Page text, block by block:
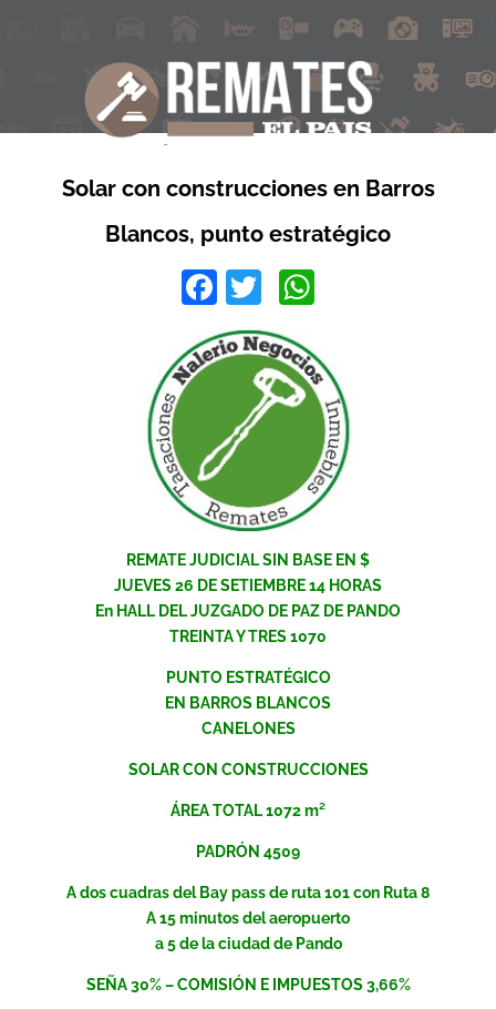
Solar con construcciones en Barros
Blancos, punto estratégico
Facebook
Twitter
REMATE JUDICIAL SIN BASE EN $
JUEVES 26 DE SETIEMBRE 14 HORAS
En HALL DEL JUZGADO DE PAZ DE PANDO
TREINTA Y TRES 1070
PUNTO ESTRATÉGICO
EN BARROS BLANCOS
CANELONES
SOLAR CON CONSTRUCCIONES
ÁREA TOTAL 1072 m²
PADRÓN 4509
A dos cuadras del Bay pass de ruta 101 con Ruta 8
A 15 minutos del aeropuerto
a 5 de la ciudad de Pando
SEÑA 30% – COMISIÓN E IMPUESTOS 3,66%